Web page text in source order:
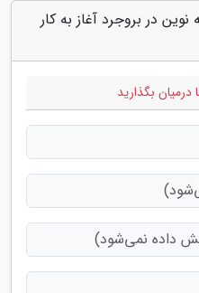
در بروجرد آغاز به کار
درمیان بگذارید